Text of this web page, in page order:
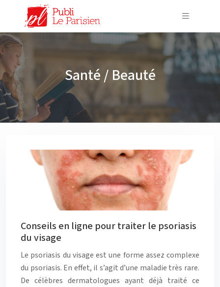
Santé / Beauté
Conseils en ligne pour traiter le psoriasis
du visage
Le psoriasis du visage est une forme assez complexe
du psoriasis. En effet, il s’agit d’une maladie très rare.
De célèbres dermatologues ayant déjà traité ce